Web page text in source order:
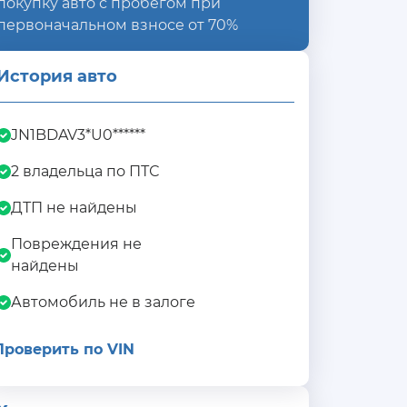
взносе от 70%
авто
JN1BDAV3*U0******
2 владельца по ПТС
ДТП не найдены
Повреждения не
найдены
Автомобиль не в залоге
по VIN